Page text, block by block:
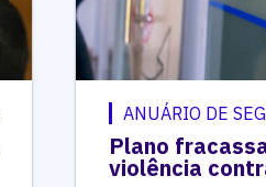
Plano
violência